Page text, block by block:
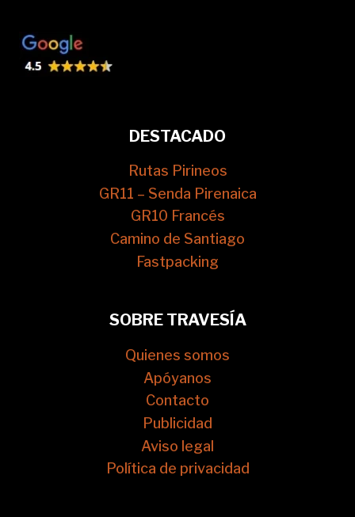
DESTACADO
Rutas Pirineos
GR11 – Senda Pirenaica
GR10 Francés
Camino de Santiago
Fastpacking
SOBRE TRAVESÍA
Quienes somos
Apóyanos
Contacto
Publicidad
Aviso legal
Política de privacidad